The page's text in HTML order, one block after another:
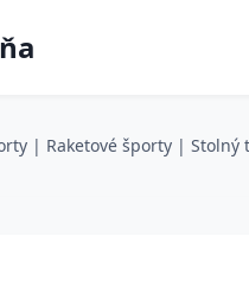
| Raketové športy | Stolný